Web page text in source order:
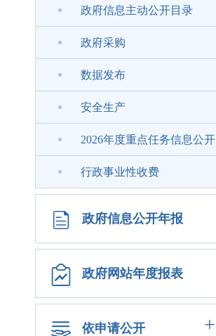
政府信息主动公开目录
政府采购
数据发布
安全生产
2026年度重点任务信息公开
行政事业性收费
政府信息公开年报
政府网站年度报表
依申请公开 +